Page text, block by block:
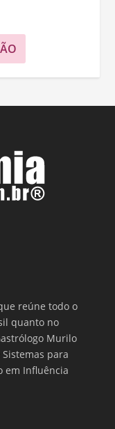
reúne todo o
quanto no
Murilo
para
em Influência